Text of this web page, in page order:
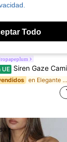
UE Siren Gaze Camisola de mujer 2026 con ribete de encaje, elegante top de estilo campesina beige para vacaciones de verano, cuello cuadrado, ribete de encaje de
en Elegante Camisetas sin mangas
Todo